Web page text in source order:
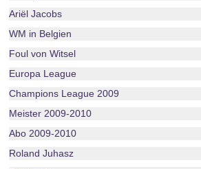
Ariël Jacobs
WM in Belgien
Foul von Witsel
Europa League
Champions League 2009
Meister 2009-2010
Abo 2009-2010
Roland Juhasz